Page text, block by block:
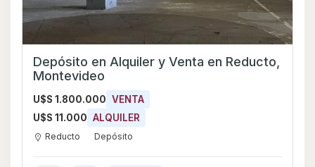
Depósito en Alquiler y Venta en Reducto,
Montevideo
U$S 1.800.000 VENTA
U$S 11.000 ALQUILER
Reducto Depósito